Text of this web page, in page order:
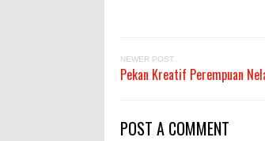
NEWER POST
Pekan Kreatif Perempuan
POST A COMMENT